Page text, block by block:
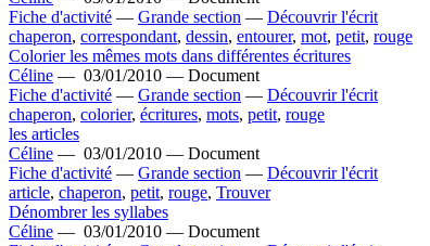
Fiche d'activité — Grande section — Découvrir l'écrit
chaperon, correspondant, dessin, entourer, mot, petit, rouge
Colorier les mêmes mots dans différentes écritures
Céline — 03/01/2010 — Document
Fiche d'activité — Grande section — Découvrir l'écrit
chaperon, colorier, écritures, mots, petit, rouge
les articles
Céline — 03/01/2010 — Document
Fiche d'activité — Grande section — Découvrir l'écrit
article, chaperon, petit, rouge, Trouver
Dénombrer les syllabes
Céline — 03/01/2010 — Document